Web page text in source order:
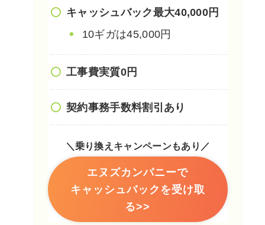
キャッシュバック最大40,000円
10ギガは45,000円
工事費実質0円
契約事務手数料割引あり
＼乗り換えキャンペーンもあり／
エヌズカンパニーで
キャッシュバックを受け取
る>>